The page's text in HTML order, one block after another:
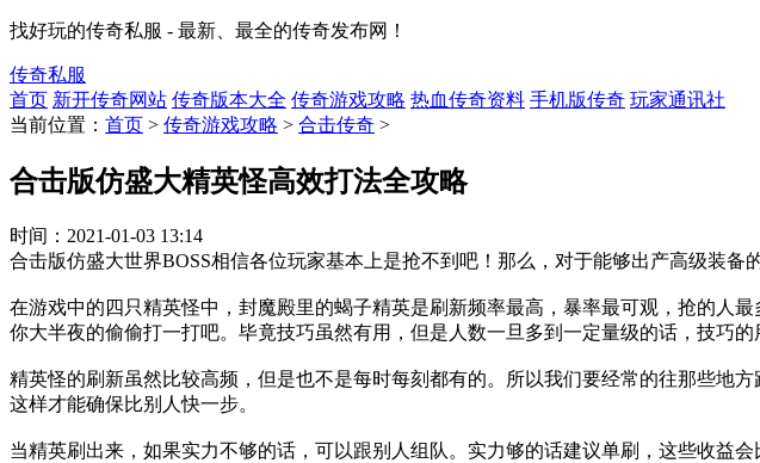
找好玩的传奇私服 - 最新、最全的传奇发布网！
传奇私服
首页 新开传奇网站 传奇版本大全 传奇游戏攻略 热血传奇资料 手机版传奇 玩家通讯社
当前位置： 首页 > 传奇游戏攻略 > 合击传奇 >
合击版仿盛大精英怪高效打法全攻略
时间： 2021-01-03 13:14
合击版仿盛大世界BOSS相信各位玩家基本上是抢不到吧！那么，对于能够出产高级装备
在游戏中的四只精英怪中，封魔殿里的蝎子精英是刷新频率最高，暴率最可观，抢的人
你大半夜的偷偷打一打吧。毕竟技巧虽然有用，但是人数一旦多到一定量级的话，技巧的
精英怪的刷新虽然比较高频，但是也不是每时每刻都有的。所以我们要经常的往那些地
这样才能确保比别人快一步。
当精英刷出来，如果实力不够的话，可以跟别人组队。实力够的话建议单刷，这些收益